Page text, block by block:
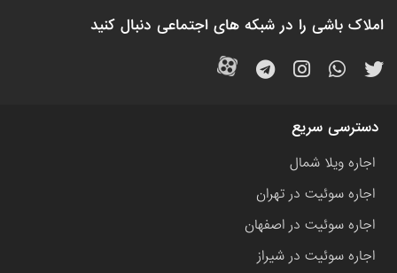
املاک باشی را در شبکه های اجتماعی دنبال کنید
دسترسی سریع
اجاره ویلا شمال
اجاره سوئیت در تهران
اجاره سوئیت در اصفهان
اجاره سوئیت در شیراز